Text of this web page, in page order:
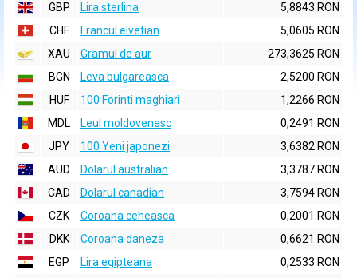
GBP
Lira sterlina
5,8843 RON
CHF
Francul elvetian
5,0605 RON
XAU
Gramul de aur
273,3625 RON
BGN
Leva bulgareasca
2,5200 RON
HUF
100 Forinti maghiari
1,2266 RON
MDL
Leul moldovenesc
0,2491 RON
JPY
100 Yeni japonezi
3,6382 RON
AUD
Dolarul australian
3,3787 RON
CAD
Dolarul canadian
3,7594 RON
CZK
Coroana ceheasca
0,2001 RON
DKK
Coroana daneza
0,6621 RON
EGP
Lira egipteana
0,2533 RON